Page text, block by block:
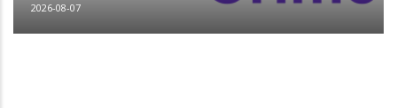
2026-08-07